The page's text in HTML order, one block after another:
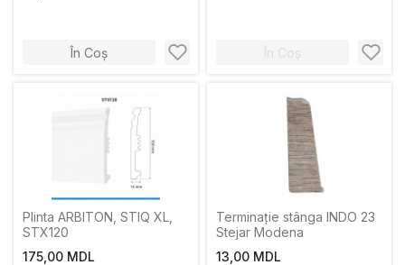
În Coș În Coș
Plinta ARBITON, STIQ XL,
STX120
175,00 MDL
Terminație stânga INDO 23
Stejar Modena
13,00 MDL